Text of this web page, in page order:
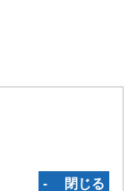
‐ 閉じる